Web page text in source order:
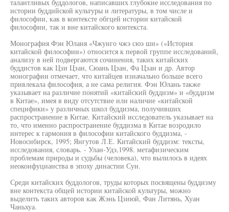
талантливых буддологов, написавших глубокие исследования по
истории буддийской культуры и литературы, в том числе и
философии, как в контексте обгцей истории китайской
философии, так и вне китайского контекста.
Монография Фэн Юланя «Чжунго чжэ сюэ ши» («История
китайской философии») относится к первой группе исследований,
анализу в ней подвергаются сочинения, таких китайских
буддистов как Цзи Цзан, Сюань Цзан, Фа Цзан и др. Автор
монографии отмечает, что китайцев изначально больше всего
привлекала философия, а не сама религия. Фэн Юлань также
указывает на различие понятий «китайский буддизм» и «буддизм
в Китае», имея в виду отсутствие или наличие «китайской
специфики» у различных школ буддизма, получивших
распространение в Китае. Китайский исследователь указывает на
то, что именно распространение буддизма в Китае возродило
интерес к гармония в философии китайского буддизма, -
Новосибирск, 1995; Янгутов Л.Е. Китайский буддизм: тексты,
исследования, словарь. - Улан-Удэ,1998. метафизическим
проблемам природы и судьбы (человека), что вылилось в идеях
неоконфуцианства в эпоху династии Сун.
Среди китайских буддологов, труды которых посвящены буддизму
вне контекста общей истории китайской культуры, можно
выделить таких авторов как Жэнь Цзиюй, Фан Литянь, Хуан
Чаньхуа.